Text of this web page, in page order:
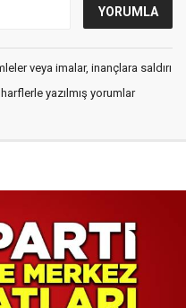
veya imalar, inançlara saldırı
yazılmış yorumlar